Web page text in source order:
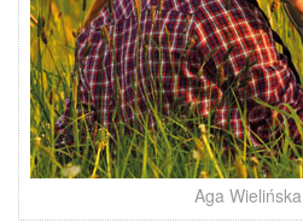
Aga Wielińska